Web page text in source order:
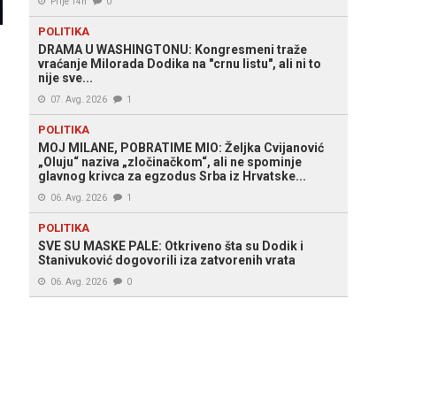
POLITIKA
DRAMA U WASHINGTONU: Kongresmeni traže
vraćanje Milorada Dodika na "crnu listu", ali ni to
nije sve...
07. Avg. 2026 1
POLITIKA
MOJ MILANE, POBRATIME MIO: Željka Cvijanović
„Oluju“ naziva „zločinačkom“, ali ne spominje
glavnog krivca za egzodus Srba iz Hrvatske...
06. Avg. 2026 1
POLITIKA
SVE SU MASKE PALE: Otkriveno šta su Dodik i
Stanivuković dogovorili iza zatvorenih vrata
06. Avg. 2026 0